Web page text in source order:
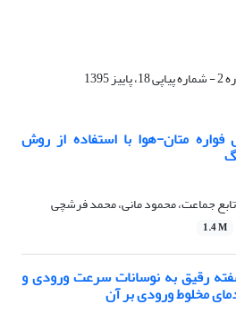
فواره متان-هوا با استفاده از روش
جماعت، محمود مانی، محمد فرشچی
1.4 M
رقیق به نوسانات سرعت ورودی و
مخلوط ورودی بر آن